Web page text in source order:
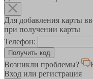
Для добавления карты
при получении карты
Телефон:
Возникли проблемы?
Вход или регистрация